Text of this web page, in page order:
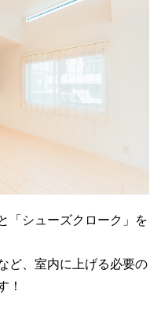
「シューズクローク」を
ど、室内に上げる必要の
！